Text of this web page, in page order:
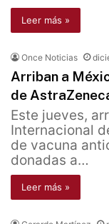
Leer más »
Once Noticias
Arriban a
de
Este jueves,
Internacional
de vacuna
donadas a…
Leer más »